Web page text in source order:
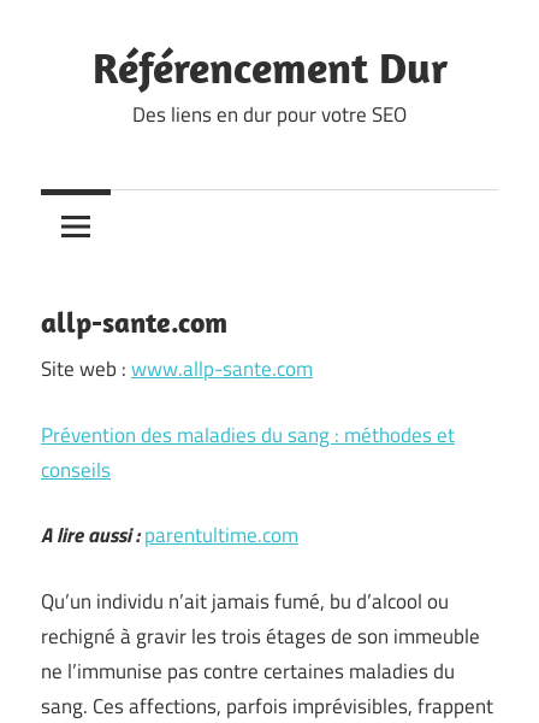
contentRéférencement Dur
Des liens en dur pour votre SEO
allp-sante.com
Site web :www.allp-sante.com
Prévention des maladies du sang : méthodes et
conseils
A lire aussi :parentultime.com
Qu’un individu n’ait jamais fumé, bu d’alcool ou
rechigné à gravir les trois étages de son immeuble
ne l’immunise pas contre certaines maladies du
sang. Ces affections, parfois imprévisibles, frappent